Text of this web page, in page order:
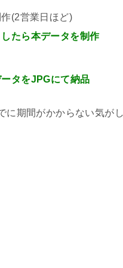
(2営業日ほど)
たら本データを制作
タをJPGにて納品
に期間がかからない気が